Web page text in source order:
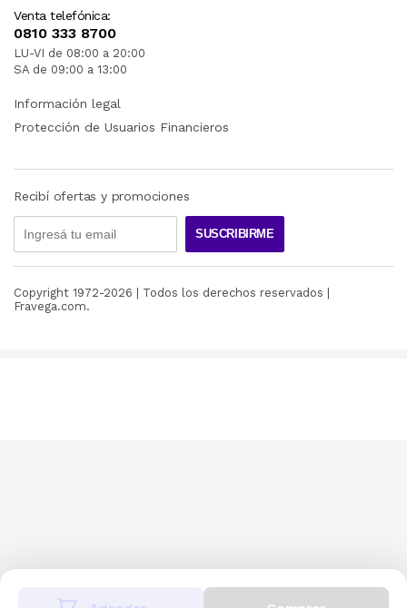
Venta telefónica:
0810 333 8700
LU-VI de 08:00 a 20:00
SA de 09:00 a 13:00
Información legal
Protección de Usuarios Financieros
Recibí ofertas y promociones
SUSCRIBIRME
Copyright 1972-2026 | Todos los derechos reservados |
Fravega.com.